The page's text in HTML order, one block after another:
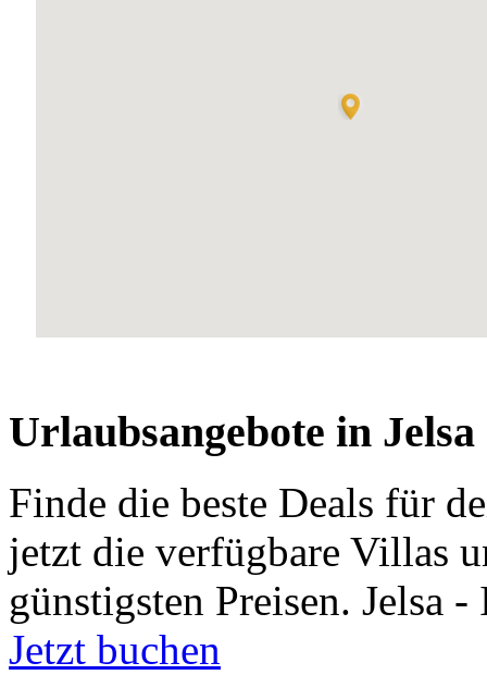
Urlaubsangebote in
Finde die beste Deals für
jetzt die verfügbare Villas
günstigsten Preisen. Jelsa
Jetzt buchen